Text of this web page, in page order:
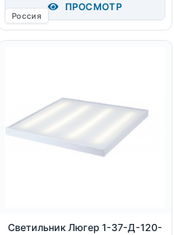
ПРОСМОТР
Россия
Светильник Люгер 1-37-Д-120-